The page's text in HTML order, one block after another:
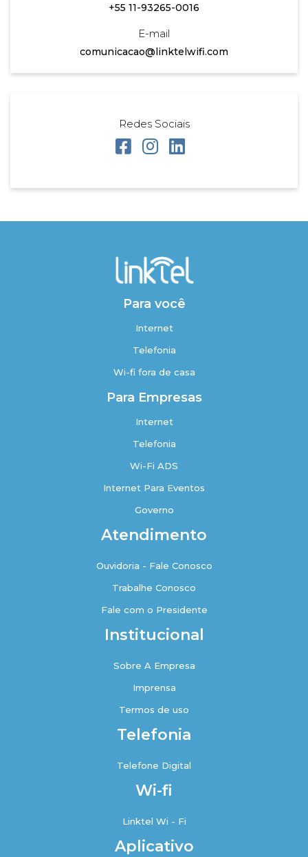
+55 11-93265-0016
E-mail
comunicacao@linktelwifi.com
Redes Sociais
Para você
Internet
Telefonia
Wi-fi fora de casa
Para Empresas
Internet
Telefonia
Wi-Fi ADS
Internet Para Eventos
Governo
Atendimento
Ouvidoria - Fale Conosco
Trabalhe Conosco
Fale com o Presidente
Institucional
Sobre A Empresa
Imprensa
Termos de uso
Telefonia
Telefone Digital
Wi-fi
Linktel Wi - Fi
Aplicativo